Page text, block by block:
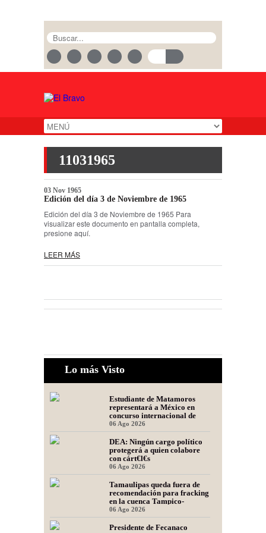
11031965
03 Nov 1965
Edición del día 3 de Noviembre de 1965
Edición del día 3 de Noviembre de 1965 Para
visualizar este documento en pantalla completa,
presione aquí.
LEER MÁS
Lo más Visto
Estudiante de Matamoros
representará a México en
concurso internacional de
oratoria en Perú
06 Ago 2026
DEA: Ningún cargo político
protegerá a quien colabore
con cárt€l€s
06 Ago 2026
Tamaulipas queda fuera de
recomendación para fracking
en la cuenca Tampico-
Misantla, informa comité
científico
06 Ago 2026
Presidente de Fecanaco